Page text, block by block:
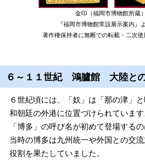
金印（福岡市博物館所蔵）
『福岡市博物館常設展示案内』
著作権保持者に無断での転載・二次
６～１１世紀 鴻臚館 大陸と
６世紀頃には、「奴」は「那の津」
和朝廷の外港に位置づけられています
「博多」の呼び名が初めて登場する
当時の博多は九州統一や外国との交
役割を果たしていました。